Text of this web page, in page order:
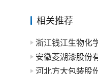
相关推荐
浙江钱江生物化
安徽菱湖漆股份
河北方大包装股